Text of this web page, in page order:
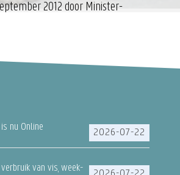
2012 door Minister-
2026-07-22
is nu Online
van vis, week-